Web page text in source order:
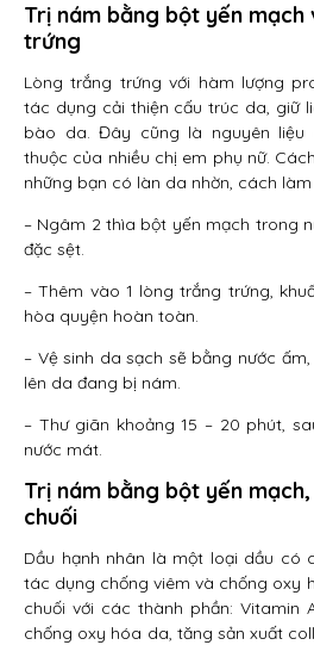
Trị nám bằng bột yến
trứng
Lòng trắng trứng với hàm lượng
tác dụng cải thiện cấu trúc da, giữ
bào da. Đây cũng là nguyên liệu
thuộc của nhiều chị em phụ nữ.
những bạn có làn da nhờn, cách
– Ngâm 2 thìa bột yến mạch trong
đặc sệt.
– Thêm vào 1 lòng trắng trứng,
hòa quyện hoàn toàn.
– Vệ sinh da sạch sẽ bằng nước
lên da đang bị nám.
– Thư giãn khoảng 15 – 20 phút,
nước mát.
Trị nám bằng bột yến
chuối
Dầu hạnh nhân là một loại dầu có
tác dụng chống viêm và chống oxy
chuối với các thành phần: Vitamin
chống oxy hóa da, tăng sản xuất